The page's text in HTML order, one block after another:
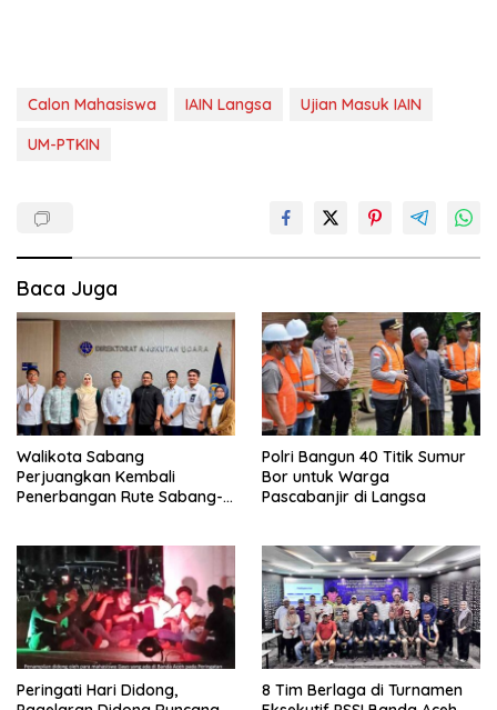
Calon Mahasiswa IAIN Langsa
Ujian Masuk IAIN
UM-PTKIN
Baca Juga
Walikota Sabang
Perjuangkan Kembali
Penerbangan Rute Sabang-
Polri Bangun 40 Titik Sumur
Bor untuk Warga
Pascabanjir di Langsa
Peringati Hari Didong,
8 Tim Berlaga di Turnamen